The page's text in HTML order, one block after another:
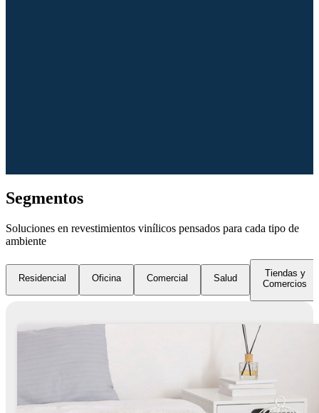
Segmentos
Soluciones en revestimientos vinílicos pensados para cada tipo de
ambiente
Residencial Oficina Comercial Salud
Tiendas y
Comercios